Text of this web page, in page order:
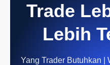
Trade
Lebih
Yang Trader Butuhkan |